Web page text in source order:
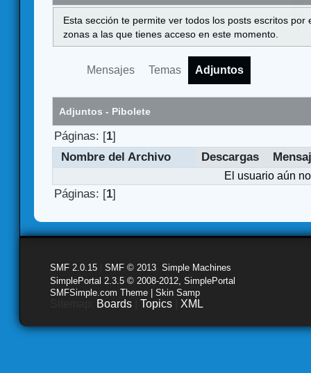
Esta sección te permite ver todos los posts escritos
zonas a las que tienes acceso en este momento.
Mensajes Temas Adjuntos
Adjuntos - Pibolete
Páginas: [1]
Nombre del Archivo
Descargas
El usuario aún
Páginas: [1]
SMF 2.0.15 SMF © 2013 Simple Machines
SimplePortal 2.3.5 © 2008-2012, SimplePortal
SMFSimple.com Theme | Skin Samp
Boards Topics XML